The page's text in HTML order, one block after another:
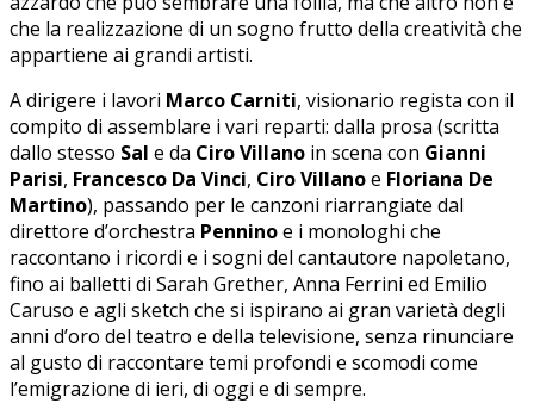
che la realizzazione di un sogno frutto della creatività che
appartiene ai grandi artisti.
A dirigere i lavori Marco Carniti, visionario regista con il
compito di assemblare i vari reparti: dalla prosa (scritta
dallo stesso Sal e da Ciro Villano in scena con Gianni
Parisi, Francesco Da Vinci, Ciro Villanoe Floriana De
Martino), passando per le canzoni riarrangiate dal
direttore d’orchestra Penninoe i monologhi che
raccontano i ricordi e i sogni del cantautore napoletano,
fino ai balletti di Sarah Grether, Anna Ferrini ed Emilio
Caruso e agli sketch che si ispirano ai gran varietà degli
anni d’oro del teatro e della televisione, senza rinunciare
al gusto di raccontare temi profondi e scomodi come
l’emigrazione di ieri, di oggi e di sempre.